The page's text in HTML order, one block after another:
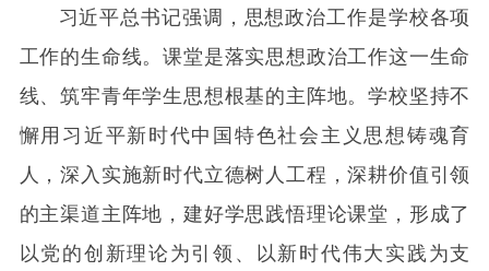
习近平总书记强调，思想政治工作是学校各项
工作的生命线。课堂是落实思想政治工作这一生命
线、筑牢青年学生思想根基的主阵地。学校坚持不
懈用习近平新时代中国特色社会主义思想铸魂育
人，深入实施新时代立德树人工程，深耕价值引领
的主渠道主阵地，建好学思践悟理论课堂，形成了
以党的创新理论为引领、以新时代伟大实践为支